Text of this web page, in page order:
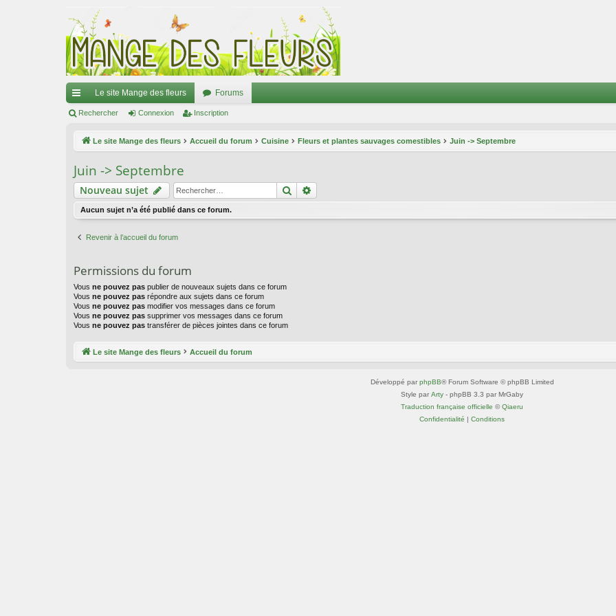
ac
ci
s
Le site Mange des fleurs Forums
Rechercher Connexion Inscription
Le site Mange des fleurs Accueil du forum Cuisine Fleurs et plantes sauvages comestibles Juin -> Septembre
Juin -> Septembre
Nouveau sujet Rechercher
Aucun sujet n’a été publié dans ce forum.
Revenir à l’accueil du forum
Permissions du forum
Vous ne pouvez pas publier de nouveaux sujets dans ce forum
Vous ne pouvez pas répondre aux sujets dans ce forum
Vous ne pouvez pas modifier vos messages dans ce forum
Vous ne pouvez pas supprimer vos messages dans ce forum
Vous ne pouvez pas transférer de pièces jointes dans ce forum
Le site Mange des fleurs Accueil du forum
Développé par phpBB® Forum Software © phpBB Limited
Style par Arty - phpBB 3.3 par MrGaby
Traduction française officielle ©Qiaeru
Confidentialité | Conditions